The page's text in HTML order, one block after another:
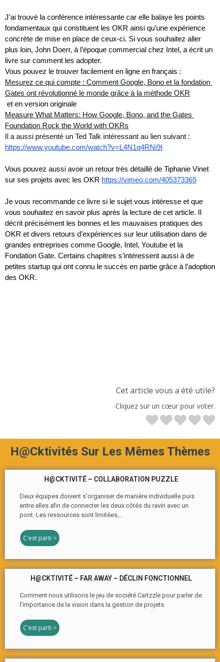
J’ai trouvé la conférence intéressante car elle balaye les points
fondamentaux qui constituent les OKR ainsi qu’une expérience
concrète de mise en place de ceux-ci. Si vous souhaitez aller
plus loin, John Doerr, à l’époque commercial chez Intel, a écrit un
livre sur comment les adopter.
Vous pouvez le trouver facilement en ligne en français :
Mesurez ce qui compte : Comment Google, Bono et la fondation
Gates ont révolutionné le monde grâce à la méthode OKR
et en version originale
Measure What Matters: How Google, Bono, and the Gates
Foundation Rock the World with OKRs
https://www.youtube.com/watch?v=L4N1q4RNi9I
Vous pouvez aussi avoir un retour très détaillé de Tiphanie Vinet
sur ses projets avec les OKR https://vimeo.com/405373365
Je vous recommande ce livre si le sujet vous intéresse et que
vous souhaitez en savoir plus après la lecture de cet article. Il
décrit précisément les bonnes et les mauvaises pratiques des
OKR et divers retours d’expériences sur leur utilisation dans de
grandes entreprises comme Google, Intel, Youtube et la
Fondation Gate. Certains chapitres s’intéressent aussi à de
petites startup qui ont connu le succès en partie grâce à l’adoption
des OKR.
Cet article vous a été utile?
Cliquez sur un cœur pour voter.
H@cktivités Sur Les Mêmes Thèmes
H@CKTIVITÉ – COLLABORATION PUZZLE
Deux équipes doivent s'organiser de manière individuelle puis
entre elles afin de connecter les deux côtés du ravin avec un
pont. Les ressources sont limitées,...
C'est parti >
H@CKTIVITÉ – FAR AWAY – DÉCLIN FONCTIONNEL
Comment nous utilisons le jeu de société Cartzzle pour parler de
l'importance de la vision dans la gestion de projets
C'est parti >